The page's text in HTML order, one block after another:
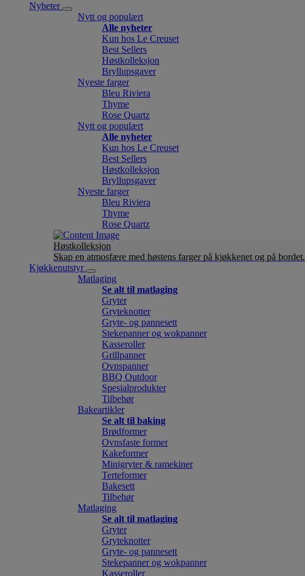
Nyheter
Nytt og populært
Alle nyheter
Kun hos Le Creuset
Best Sellers
Høstkolleksjon
Bryllupsgaver
Nyeste farger
Bleu Riviera
Thyme
Rose Quartz
Nytt og populært
Alle nyheter
Kun hos Le Creuset
Best Sellers
Høstkolleksjon
Bryllupsgaver
Nyeste farger
Bleu Riviera
Thyme
Rose Quartz
Høstkolleksjon
Skap en atmosfære med høstens farger på kjøkkenet og på bordet.
Kjøkkenutstyr
Matlaging
Se alt til matlaging
Gryter
Gryteknotter
Gryte- og pannesett
Stekepanner og wokpanner
Kasseroller
Grillpanner
Ovnspanner
BBQ Outdoor
Spesialprodukter
Tilbehør
Bakeartikler
Se alt til baking
Brødformer
Ovnsfaste former
Kakeformer
Minigryter & ramekiner
Terteformer
Bakesett
Tilbehør
Matlaging
Se alt til matlaging
Gryter
Gryteknotter
Gryte- og pannesett
Stekepanner og wokpanner
Kasseroller